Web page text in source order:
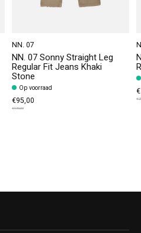
NN. 07
NN. 07 Sonny Straight Leg
Regular Fit Jeans Khaki
Stone
Op voorraad
€95,00
€190,00